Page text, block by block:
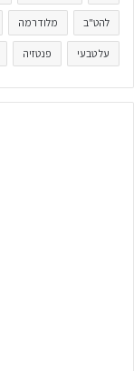
להט"ב מלודרמה
על טבעי פנטזיה